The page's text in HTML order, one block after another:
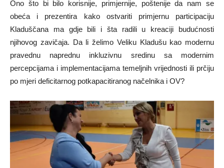
Ono što bi bilo korisnije, primjernije, poštenije da nam se
obeća i prezentira kako ostvariti primjernu participaciju
Kladuščana ma gdje bili i šta radili u kreaciji budućnosti
njihovog zavičaja. Da li želimo Veliku Kladušu kao modernu
pravednu naprednu inkluzivnu sredinu sa modernim
percepcijama i implementacijama temeljnih vrijednosti ili prčiju
po mjeri deficitarnog potkapacitiranog načelnika i OV?